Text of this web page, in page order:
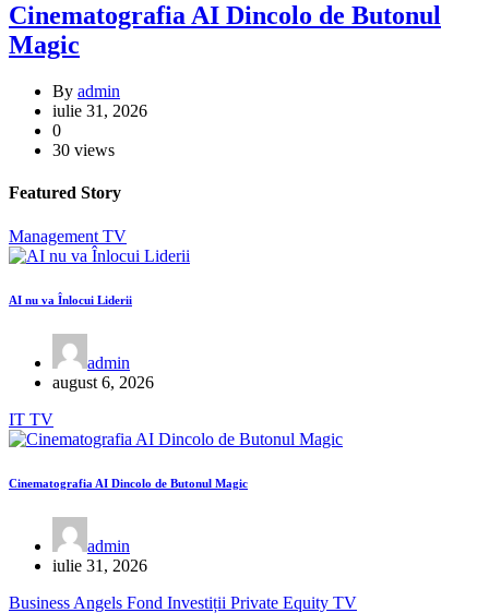
Cinematografia AI Dincolo de Butonul
Magic
By admin
iulie 31, 2026
0
30 views
Featured Story
Management TV
AI nu va Înlocui Liderii
admin
august 6, 2026
IT TV
Cinematografia AI Dincolo de Butonul Magic
admin
iulie 31, 2026
Business Angels Fond Investiții Private Equity TV